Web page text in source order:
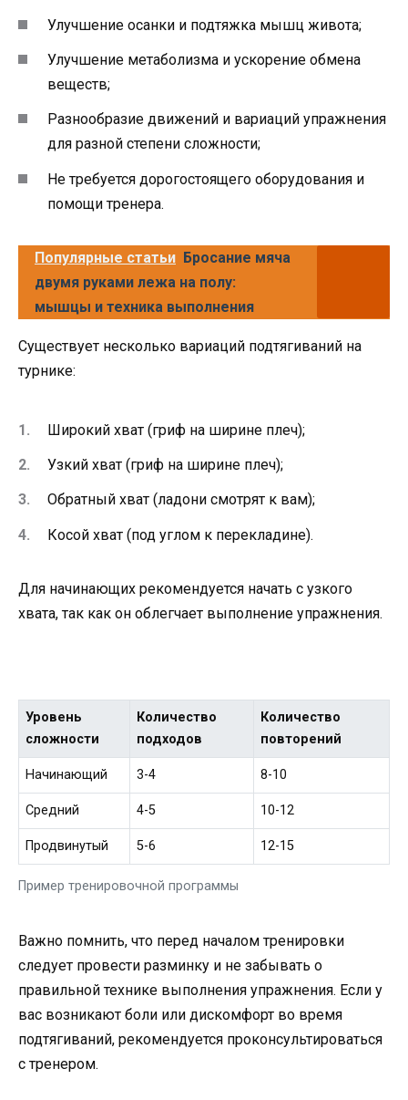
Улучшение осанки и подтяжка мышц живота;
Улучшение метаболизма и ускорение обмена
веществ;
Разнообразие движений и вариаций упражнения
для разной степени сложности;
Не требуется дорогостоящего оборудования и
помощи тренера.
Популярные статьи Бросание мяча
двумя руками лежа на полу:
мышцы и техника выполнения
Существует несколько вариаций подтягиваний на
турнике:
Широкий хват (гриф на ширине плеч);
Узкий хват (гриф на ширине плеч);
Обратный хват (ладони смотрят к вам);
Косой хват (под углом к перекладине).
Для начинающих рекомендуется начать с узкого
хвата, так как он облегчает выполнение упражнения.
Пример тренировочной программы
Уровень
сложности
Количество
подходов
Количество
повторений
Начинающий 3-4 8-10
Средний 4-5 10-12
Продвинутый 5-6 12-15
Важно помнить, что перед началом тренировки
следует провести разминку и не забывать о
правильной технике выполнения упражнения. Если у
вас возникают боли или дискомфорт во время
подтягиваний, рекомендуется проконсультироваться
с тренером.